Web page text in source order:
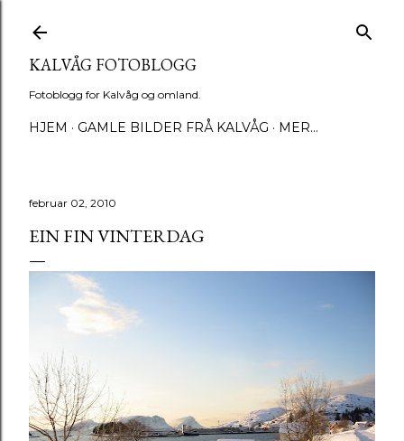
KALVÅG FOTOBLOGG
Fotoblogg for Kalvåg og omland.
HJEM GAMLE BILDER FRÅ KALVÅG MER…
februar 02, 2010
EIN FIN VINTERDAG